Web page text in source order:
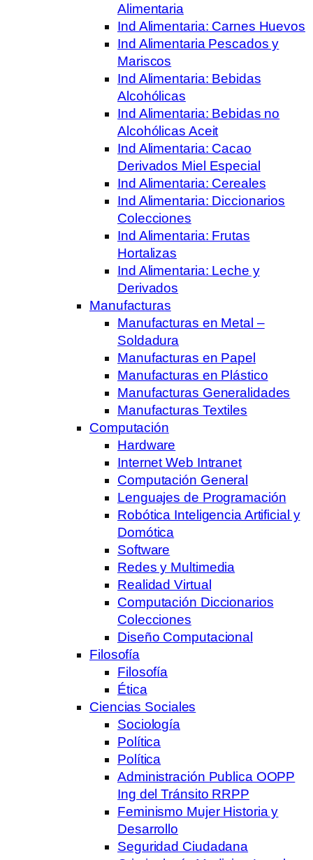
Alimentaria
Ind Alimentaria: Carnes Huevos
Ind Alimentaria Pescados y
Mariscos
Ind Alimentaria: Bebidas
Alcohólicas
Ind Alimentaria: Bebidas no
Alcohólicas Aceit
Ind Alimentaria: Cacao
Derivados Miel Especial
Ind Alimentaria: Cereales
Ind Alimentaria: Diccionarios
Colecciones
Ind Alimentaria: Frutas
Hortalizas
Ind Alimentaria: Leche y
Derivados
Manufacturas
Manufacturas en Metal –
Soldadura
Manufacturas en Papel
Manufacturas en Plástico
Manufacturas Generalidades
Manufacturas Textiles
Computación
Hardware
Internet Web Intranet
Computación General
Lenguajes de Programación
Robótica Inteligencia Artificial y
Domótica
Software
Redes y Multimedia
Realidad Virtual
Computación Diccionarios
Colecciones
Diseño Computacional
Filosofía
Filosofía
Ética
Ciencias Sociales
Sociología
Política
Política
Administración Publica OOPP
Ing del Tránsito RRPP
Feminismo Mujer Historia y
Desarrollo
Seguridad Ciudadana